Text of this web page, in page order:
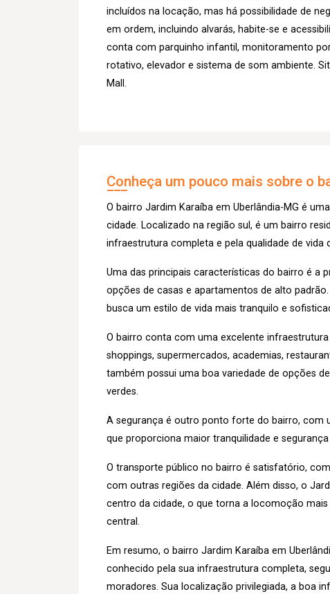
incluídos na locação, mas há possibilidade de
em ordem, incluindo alvarás, habite-se e
conta com parquinho infantil, monitoramento
rotativo, elevador e sistema de som ambiente.
Mall.
Conheça um pouco mais sobre o
O bairro Jardim Karaíba em Uberlândia-MG é
cidade. Localizado na região sul, é um bairro
infraestrutura completa e pela qualidade de vida
Uma das principais características do bairro é a
opções de casas e apartamentos de alto
busca um estilo de vida mais tranquilo e
O bairro conta com uma excelente
shoppings, supermercados, academias,
também possui uma boa variedade de opções
verdes.
A segurança é outro ponto forte do bairro, com
que proporciona maior tranquilidade e
O transporte público no bairro é satisfatório,
com outras regiões da cidade. Além disso, o
centro da cidade, o que torna a locomoção
central.
Em resumo, o bairro Jardim Karaíba em
conhecido pela sua infraestrutura completa,
moradores. Sua localização privilegiada, a boa